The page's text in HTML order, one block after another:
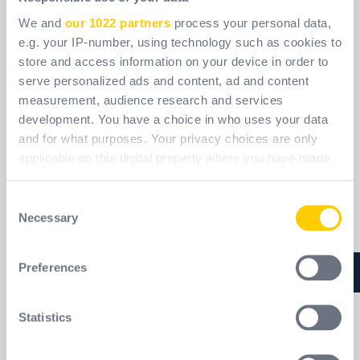
We and our 1022 partners process your personal data,
e.g. your IP-number, using technology such as cookies to
store and access information on your device in order to
serve personalized ads and content, ad and content
measurement, audience research and services
development. You have a choice in who uses your data
and for what purposes. Your privacy choices are only
applicable on this digital property where you have made
the Privacy trigger icon.
meters
Identify your device by actively scanning it for
Selection
Necessary
Preferences
Statistics
EN400LV
Referenčný kód
EN400LV
FIDJI2
Referenčný kód